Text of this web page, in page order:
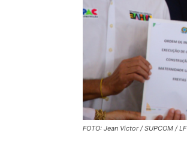
FOTO: Jean Victor / SUPCOM / LF